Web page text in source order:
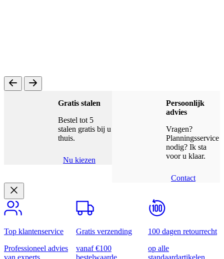
Gratis stalen
Bestel tot 5
stalen gratis bij u
thuis.
Nu kiezen
Persoonlijk
advies
Vragen?
Planningsservice
nodig? Ik sta
voor u klaar.
Contact
Top klantenservice
Professioneel advies
Gratis verzending
vanaf €100
100 dagen retourrecht
op alle